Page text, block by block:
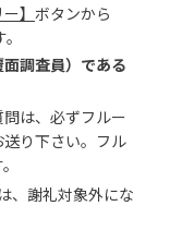
】 ボタンから
調査員）である
は、必ずフルー
り下さい。フル
、謝礼対象外にな